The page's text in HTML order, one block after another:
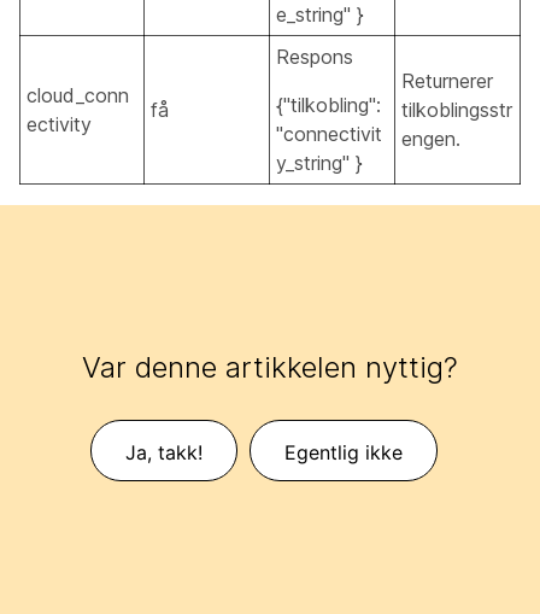
e_string" }
cloud_conn
ectivity
få
Respons
{"tilkobling":
"connectivit
y_string" }
Returnerer
tilkoblingsstr
engen.
Var denne artikkelen nyttig?
Ja, takk! Egentlig ikke